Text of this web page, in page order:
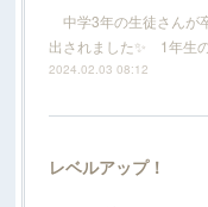
中学3年の生徒さんが
出されました✨ 1年生
2024.02.03 08:12
レベルアップ！